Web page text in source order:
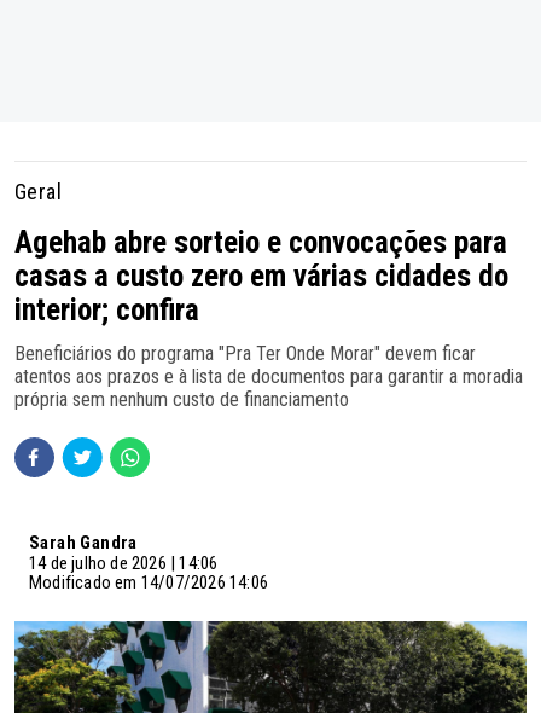
Geral
Agehab abre sorteio e convocações para
casas a custo zero em várias cidades do
interior; confira
Beneficiários do programa "Pra Ter Onde Morar" devem ficar
atentos aos prazos e à lista de documentos para garantir a moradia
própria sem nenhum custo de financiamento
Sarah Gandra
14 de julho de 2026 | 14:06
Modificado em 14/07/2026 14:06